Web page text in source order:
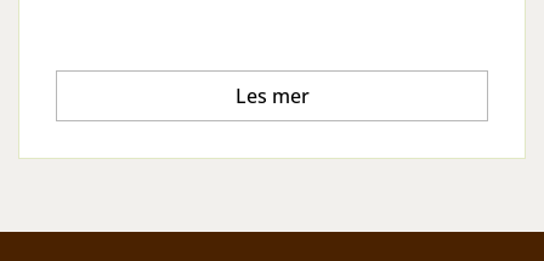
Les mer